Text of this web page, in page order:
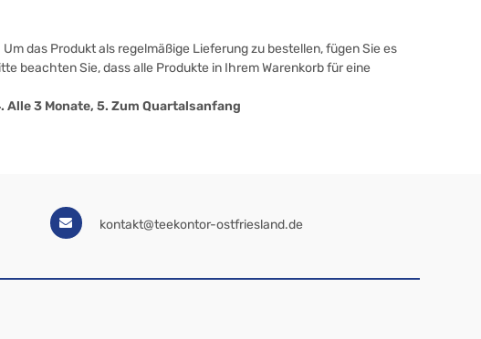
das Produkt als regelmäßige Lieferung zu bestellen, fügen Sie es
beachten Sie, dass alle Produkte in Ihrem Warenkorb für eine
Alle 3 Monate, 5. Zum Quartalsanfang
kontakt@teekontor-ostfriesland.de